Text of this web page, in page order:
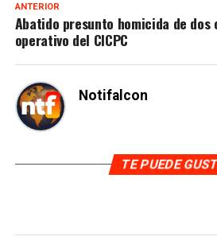
ANTERIOR
Abatido presunto homicida de dos
operativo del CICPC
Notifalcon
TE PUEDE